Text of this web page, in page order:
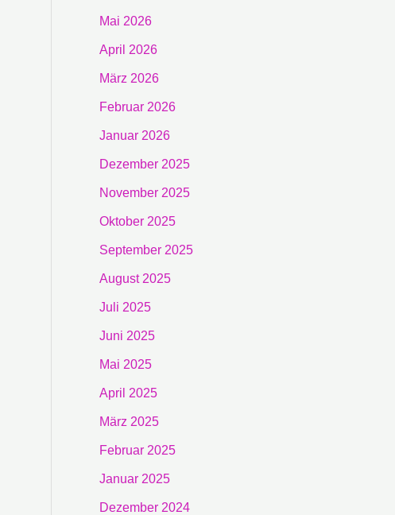
Mai 2026
April 2026
März 2026
Februar 2026
Januar 2026
Dezember 2025
November 2025
Oktober 2025
September 2025
August 2025
Juli 2025
Juni 2025
Mai 2025
April 2025
März 2025
Februar 2025
Januar 2025
Dezember 2024